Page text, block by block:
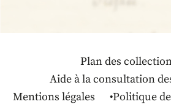
Plan des
Aide à la consultation
Mentions légales
Politique